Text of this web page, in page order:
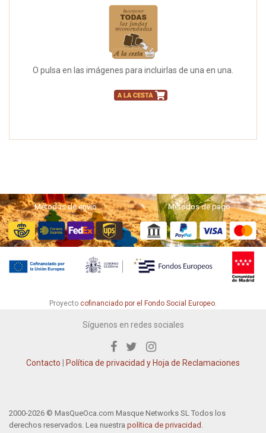
O pulsa en las imágenes para incluirlas de una en una.
Métodos de envío Métodos de pago
Proyecto cofinanciado por el Fondo Social Europeo
Síguenos en redes sociales
Contacto Política de privacidad y Hoja de Reclamaciones
2000-2026 © MasQueOca.com Masque Networks SL Todos los
derechos reservados. Lea nuestra política de privacidad